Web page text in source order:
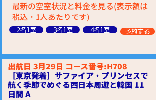
最新の空室状況と料金を見る(表示額は
税込・1人あたりです)
2名1室 3名1室 4名1室 予約する
出航日 3月29日 コース番号:H708
［東京発着］サファイア・プリンセスで
航く季節でめぐる西日本周遊と韓国 11
日間 A